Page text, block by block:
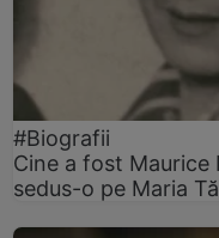
#Biografii
Cine a fost Maurice
sedus-o pe Maria